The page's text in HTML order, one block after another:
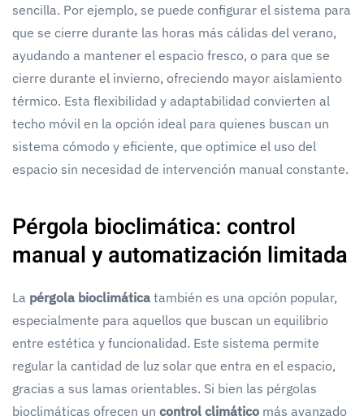
sencilla. Por ejemplo, se puede configurar el sistema para
que se cierre durante las horas más cálidas del verano,
ayudando a mantener el espacio fresco, o para que se
cierre durante el invierno, ofreciendo mayor aislamiento
térmico. Esta flexibilidad y adaptabilidad convierten al
techo móvil en la opción ideal para quienes buscan un
sistema cómodo y eficiente, que optimice el uso del
espacio sin necesidad de intervención manual constante.
Pérgola bioclimática: control
manual y automatización limitada
La pérgola bioclimática también es una opción popular,
especialmente para aquellos que buscan un equilibrio
entre estética y funcionalidad. Este sistema permite
regular la cantidad de luz solar que entra en el espacio,
gracias a sus lamas orientables. Si bien las pérgolas
bioclimáticas ofrecen un control climático más avanzado